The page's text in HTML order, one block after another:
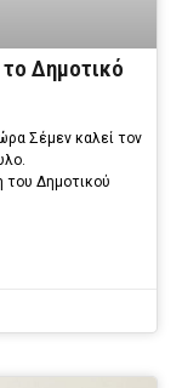
Δημοτικό
Σέμεν καλεί τον
του Δημοτικού